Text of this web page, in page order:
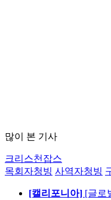
많이 본 기사
크리스천잡스
목회자청빙 사역자청빙
[캘리포니아] [글로